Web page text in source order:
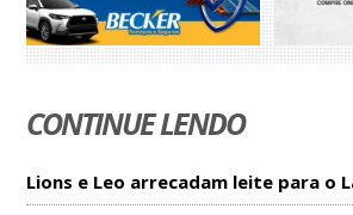
CONTINUE LENDO
Lions e Leo arrecadam leite para o